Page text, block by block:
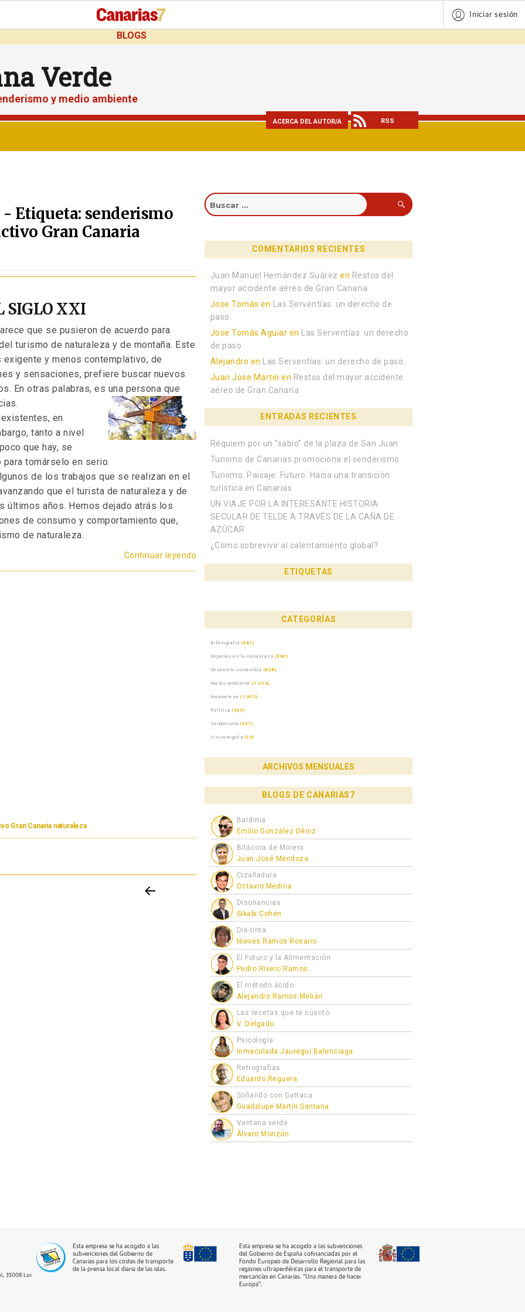
Iniciar sesión
BLOGS
Verde
y medio ambiente
ACERCA DEL AUTOR/A RSS
Etiqueta: senderismo
Gran Canaria
SIGLO XXI
que se pusieron de acuerdo para
turismo de naturaleza y de montaña. Este
y menos contemplativo, de
y sensaciones, prefiere buscar nuevos
En otras palabras, es una persona que
en
tanto a nivel
que hay, se
tomárselo en serio.
de los trabajos que se realizan en el
que el turista de naturaleza y de
últimos años. Hemos dejado atrás los
de consumo y comportamiento que,
de naturaleza.
Continuar leyendo
Gran Canaria naturaleza
Buscar
por:
Buscar
COMENTARIOS RECIENTES
Juan Manuel Hernández Suárez en Restos del
mayor accidente aéreo de Gran Canaria
Jose Tomás en Las Serventías: un derecho de
paso.
Jose Tomás Aguiar en Las Serventías: un derecho
de paso.
Alejandro en Las Serventías: un derecho de paso.
Juan Jose Martin en Restos del mayor accidente
aéreo de Gran Canaria
ENTRADAS RECIENTES
Réquiem por un “sabio” de la plaza de San Juan
Turismo de Canarias promociona el senderismo
Turismo. Paisaje. Futuro. Hacia una transición
turística en Canarias
UN VIAJE POR LA INTERESANTE HISTORIA
SECULAR DE TELDE A TRAVÉS DE LA CAÑA DE
AZÚCAR
¿Cómo sobrevivir al calentamiento global?
ETIQUETAS
CATEGORÍAS
Bibliografía (681)
Deportes en la naturaleza (383)
Desarrollo sostenible (828)
Medio ambiente (1.024)
Naturaleza (1.002)
Política (560)
Senderismo (537)
Sin categoría (33)
ARCHIVOS MENSUALES
BLOGS DE CANARIAS7
Bardinia
Emilio González Déniz
Bitácora de Morera
Juan José Mendoza
Cizalladura
Octavio Medina
Disonancias
Sikabi Cohen
Dis-tinta
Nieves Ramos Rosario
El Futuro y la Alimentación
Pedro Rivero Ramos
El método ácido
Alejandro Ramos Melián
Las recetas que te cuento
V. Delgado
Psicología
Inmaculada Jauregui Balenciaga
Retrografías
Eduardo Reguera
Soñando con Gattaca
Guadalupe Martín Santana
Ventana verde
Álvaro Monzón
35008 Las
Esta empresa se ha acogido a las
subvenciones del Gobierno de
Canarias para los costes de transporte
de la prensa local diaria de las islas.
Esta empresa se ha acogido a las subvenciones
del Gobierno de España cofinanciadas por el
Fondo Europeo de Desarrollo Regional para las
regiones ultraperiféricas para el transporte de
mercancías en Canarias. “Una manera de hacer
Europa”.